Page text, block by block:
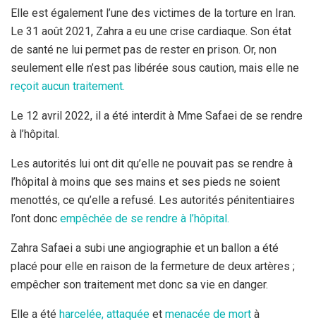
Elle est également l’une des victimes de la torture en Iran.
Le 31 août 2021, Zahra a eu une crise cardiaque. Son état
de santé ne lui permet pas de rester en prison. Or, non
seulement elle n’est pas libérée sous caution, mais elle ne
reçoit aucun traitement.
Le 12 avril 2022, il a été interdit à Mme Safaei de se rendre
à l’hôpital.
Les autorités lui ont dit qu’elle ne pouvait pas se rendre à
l’hôpital à moins que ses mains et ses pieds ne soient
menottés, ce qu’elle a refusé. Les autorités pénitentiaires
l’ont donc empêchée de se rendre à l’hôpital.
Zahra Safaei a subi une angiographie et un ballon a été
placé pour elle en raison de la fermeture de deux artères ;
empêcher son traitement met donc sa vie en danger.
Elle a été harcelée, attaquée et menacée de mort à